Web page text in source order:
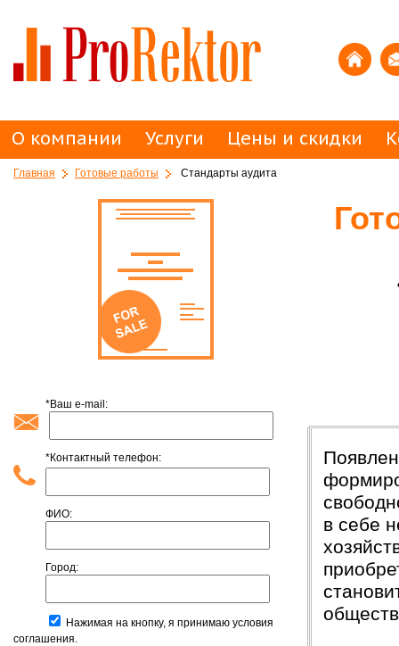
О компании Услуги Цены и скидки
Главная Готовые работы Стандарты аудита
*Ваш e-mail:
*Контактный телефон:
ФИО:
Город:
Нажимая на кнопку, я принимаю условия
соглашения.
в себе